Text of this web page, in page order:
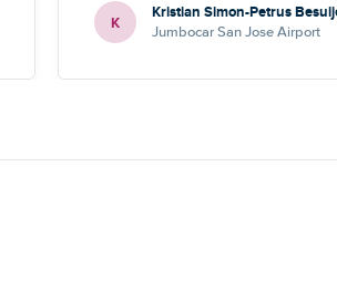
K Kristian Simon-Petrus
Jumbocar San Jose Airport